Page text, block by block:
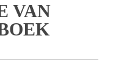
VAN